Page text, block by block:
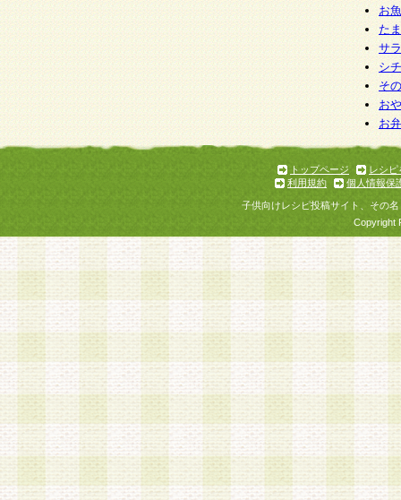
お
た
サ
シ
そ
お
お
トップページ
レシピ
利用規約
個人情報保
子供向けレシピ投稿サイト、その
Copyright